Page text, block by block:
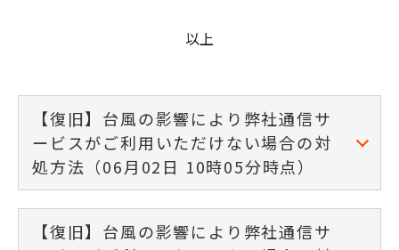
以上
【復旧】台風の影響により弊社通信サ
ービスがご利用いただけない場合の対
処方法（06月02日 10時05分時点）
【復旧】台風の影響により弊社通信サ